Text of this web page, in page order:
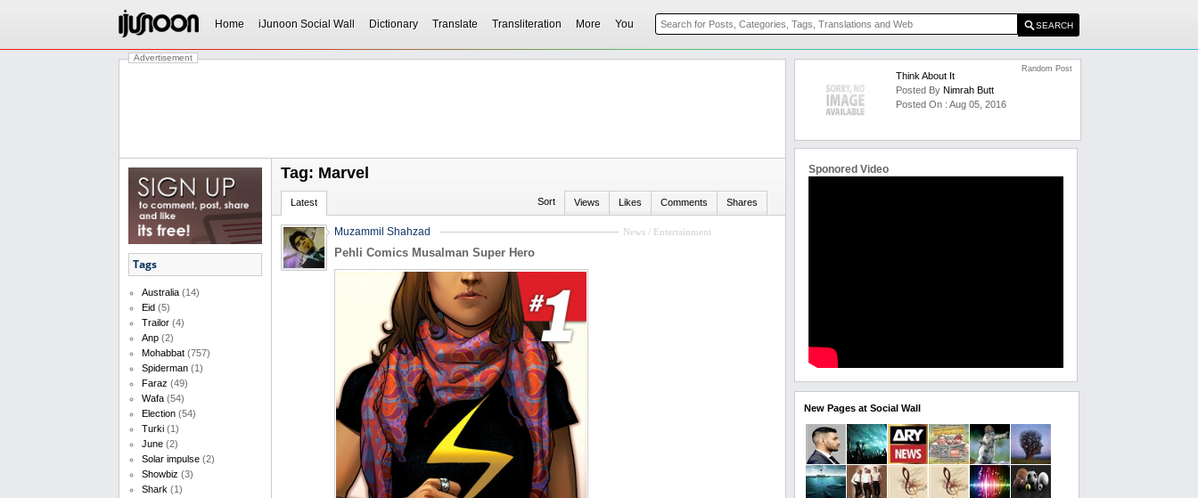
Home iJunoon Social Wall Dictionary Translate Transliteration More You
Advertisement
Tags
Australia (14)
Eid (5)
Trailor (4)
Anp (2)
Mohabbat (757)
Spiderman (1)
Faraz (49)
Wafa (54)
Election (54)
Turki (1)
June (2)
Solar impulse (2)
Showbiz (3)
Shark (1)
Tag: Marvel
Latest Sort Views Likes Comments Shares
News / Entertainment
Muzammil Shahzad
Pehli Comics Musalman Super Hero
Think About It
Posted ByNimrah Butt
Posted On : Aug 05, 2016
Random Post
Sponored Video
New Pages at Social Wall